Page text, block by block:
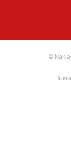
©